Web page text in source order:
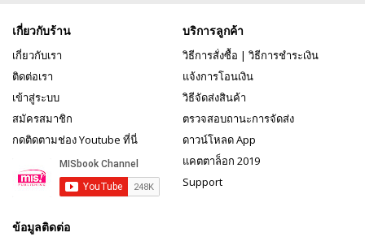
เกี่ยวกับร้าน
เกี่ยวกับเรา
ติดต่อเรา
เข้าสู่ระบบ
สมัครสมาชิก
กดติดตามช่อง Youtube ที่นี่
บริการลูกค้า
วิธีการสั่งซื้อ | วิธีการชำระเงิน
แจ้งการโอนเงิน
วิธีจัดส่งสินค้า
ตรวจสอบถานะการจัดส่ง
ดาวน์โหลด App
แคตตาล็อก 2019
Support
ข้อมูลติดต่อ